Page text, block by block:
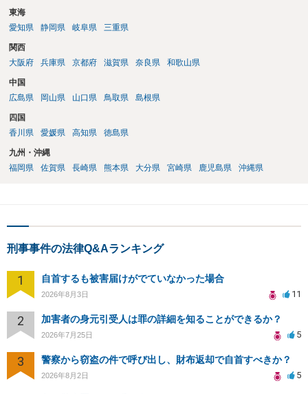
東海
愛知県
静岡県 岐阜県 三重県
関西
大阪府
兵庫県 京都府 滋賀県 奈良県 和歌山県
中国
広島県
岡山県 山口県 鳥取県 島根県
四国
香川県
愛媛県 高知県 徳島県
九州・沖縄
福岡県
佐賀県 長崎県 熊本県 大分県 宮崎県 鹿児島県 沖縄県
刑事事件の法律Q&Aランキング
1 自首するも被害届けがでていなかった場合
2026年8月3日 11
2 加害者の身元引受人は罪の詳細を知ることができるか？
2026年7月25日 5
3 警察から窃盗の件で呼び出し、財布返却で自首すべきか？
2026年8月2日 5